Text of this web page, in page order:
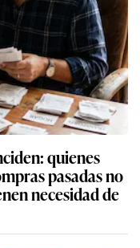
quienes
pasadas no
necesidad de